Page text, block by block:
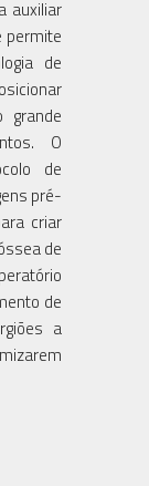
auxiliar
permite
de
grande
O
de
pré-
criar
de
de
a